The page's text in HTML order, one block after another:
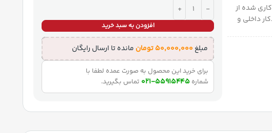
سخت‌کاری شده از
داخلی و
افزودن به سبد خرید
مبلغ۵۰,۰۰۰,۰۰۰تومان مانده تا ارسال رایگان
برای خرید این محصول به صورت عمده لطفا با
شماره 55915445-021 تماس بگیرید.